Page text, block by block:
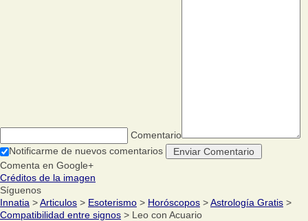
Comentario
Notificarme de nuevos comentarios
Comenta en Google+
Créditos de la imagen
Síguenos
Innatia >Articulos > Esoterismo > Horóscopos >Astrología Gratis >
Compatibilidad entre signos > Leo con Acuario